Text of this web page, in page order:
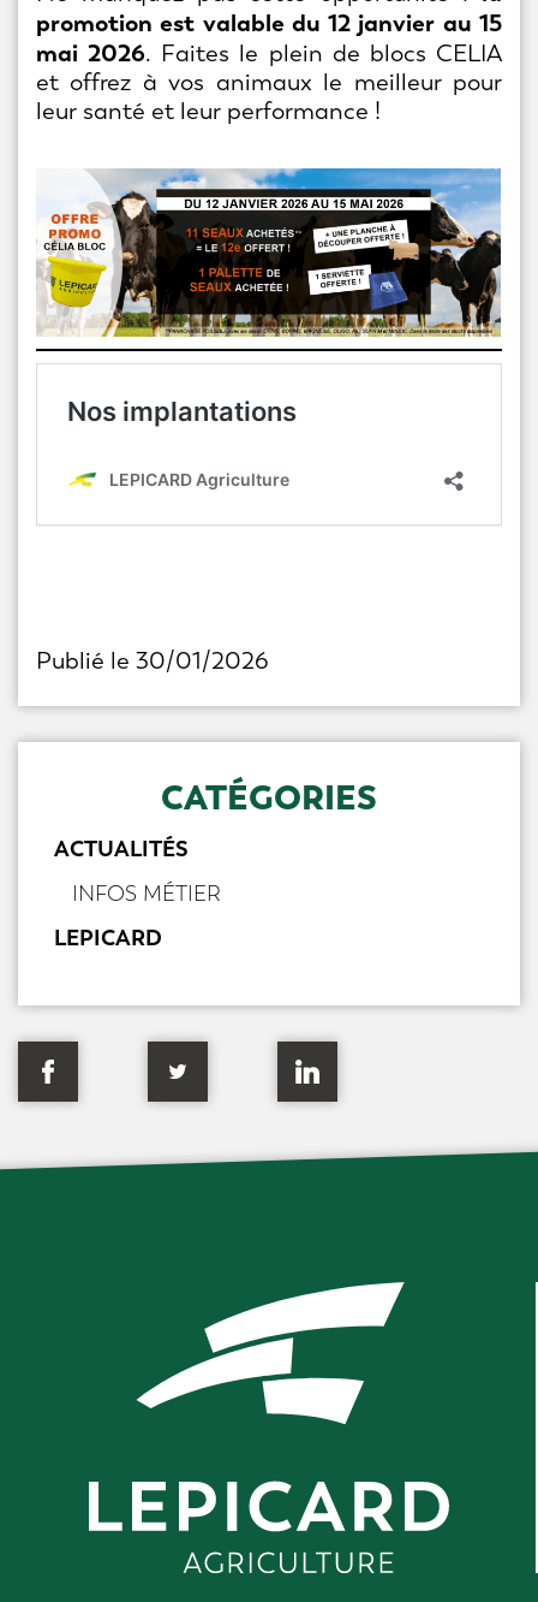
promotion est valable du 12 janvier au 15
mai 2026. Faites le plein de blocs CELIA
et offrez à vos animaux le meilleur pour
leur santé et leur performance !
Publié le 30/01/2026
CATÉGORIES
ACTUALITÉS
INFOS MÉTIER
LEPICARD